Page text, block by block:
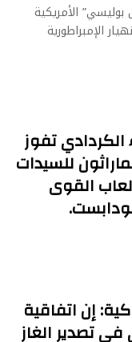
الأمريكية
الإمبراطورية
الكردادي تفوز
للسيدات
القوى
إن اتفاقية
في تصدير الغاز